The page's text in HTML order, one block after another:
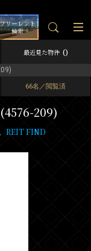
フリーレント
検索
最近見た物件 0
66名／閲覧済
209)
REIT FIND